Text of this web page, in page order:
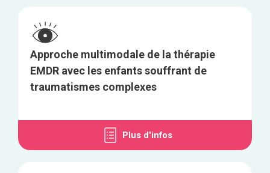
Approche multimodale de la thérapie
EMDR avec les enfants souffrant de
traumatismes complexes
Plus d'infos